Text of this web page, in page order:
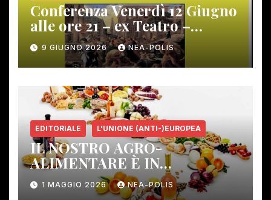
Conferenza Venerdì 12 Giugno
alle ore 21 – ex Teatro –
Gambassi Terme –
9 GIUGNO 2026 NEA-POLIS
EDITORIALE L'UNIONE (ANTI-)EUROPEA
IL NOSTRO AGRO-
ALIMENTARE È IN
PERICOLO!
1 MAGGIO 2026 NEA-POLIS